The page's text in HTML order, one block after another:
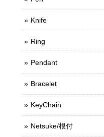
Knife
Ring
Pendant
Bracelet
KeyChain
Netsuke/根付